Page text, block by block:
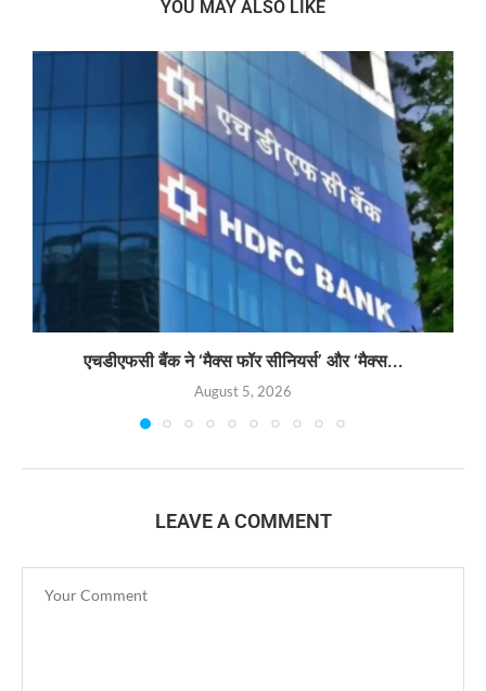
YOU MAY ALSO LIKE
एचडीएफसी बैंक ने ‘मैक्स फॉर सीनियर्स’ और ‘मैक्स...
August 5, 2026
LEAVE A COMMENT